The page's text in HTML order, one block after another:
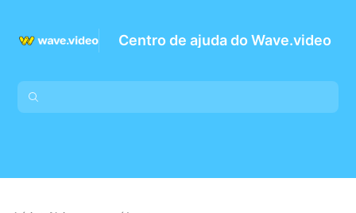
Centro de ajuda do Wave.video